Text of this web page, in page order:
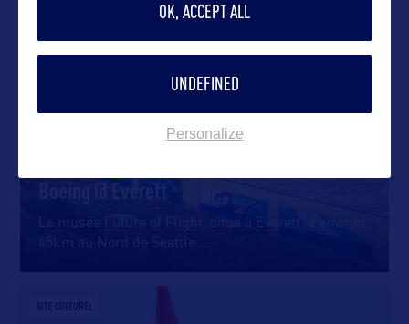
Boeing @ Everett
Le musée Future of Flight, situé à Everett, à environ
SITE CULTUREL
OK, ACCEPT ALL
UNDEFINED
Personalize